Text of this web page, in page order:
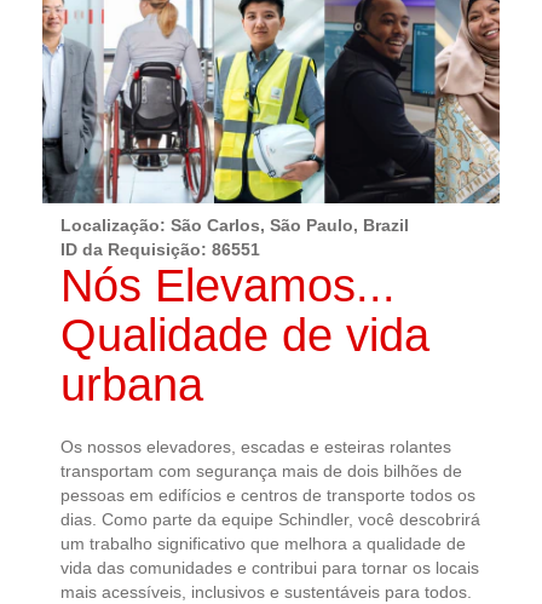
Localização: São Carlos, São Paulo, Brazil
ID da Requisição: 86551
Nós Elevamos...
Qualidade de vida
urbana
Os nossos elevadores, escadas e esteiras rolantes
transportam com segurança mais de dois bilhões de
pessoas em edifícios e centros de transporte todos os
dias. Como parte da equipe Schindler, você descobrirá
um trabalho significativo que melhora a qualidade de
vida das comunidades e contribui para tornar os locais
mais acessíveis, inclusivos e sustentáveis para todos.